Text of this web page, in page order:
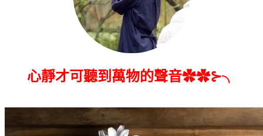
心靜才可聽到萬物的聲音✿✿⊱╮